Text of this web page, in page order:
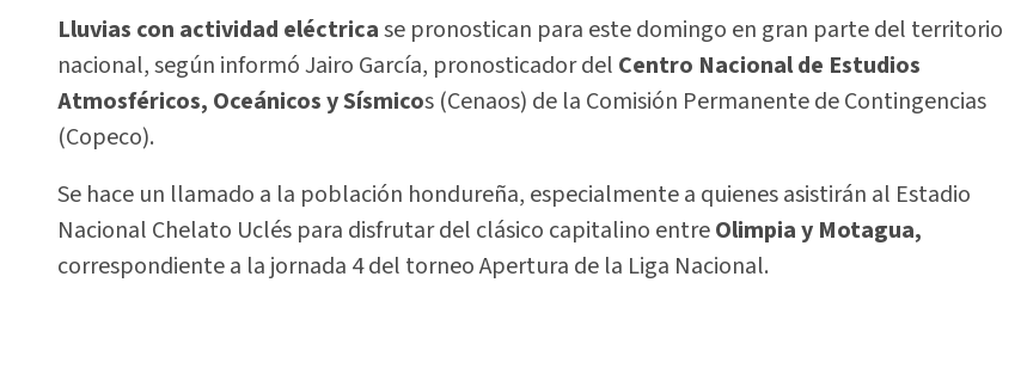
Lluvias con actividad eléctricase pronostican para este domingo en gran parte del territorio
nacional, según informó Jairo García, pronosticador del Centro Nacional de Estudios
Atmosféricos, Oceánicos y Sísmicos (Cenaos) de la Comisión Permanente de Contingencias
(Copeco).
Se hace un llamado a la población hondureña, especialmente a quienes asistirán al Estadio
Nacional Chelato Uclés para disfrutar del clásico capitalino entreOlimpia y Motagua,
correspondiente a la jornada 4 del torneo Apertura de la Liga Nacional.